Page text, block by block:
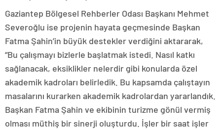
Gaziantep Bölgesel Rehberler Odası Başkanı Mehmet
Severoğlu ise projenin hayata geçmesinde Başkan
Fatma Şahin’in büyük destekler verdiğini aktararak,
“Bu çalışmayı bizlerle başlatmak istedi. Nasıl katkı
sağlanacak, eksiklikler nelerdir gibi konularda özel
akademik kadroları belirledik. Bu kapsamda çalıştayın
masalarını kurarken akademik kadrolardan yararlandık.
Başkan Fatma Şahin ve ekibinin turizme gönül vermiş
olması müthiş bir sinerji oluşturdu. İşler bir saat işler